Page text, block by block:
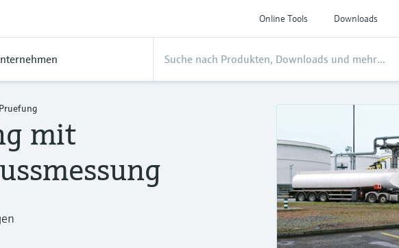
Online Tools Downloads
mit